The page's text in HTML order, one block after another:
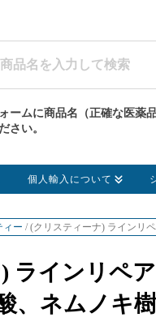
ームに商品名（正確な医薬
さい。
個人輸入について
ィー / (クリスティーナ) ラインリ
ラインリペ
、ネムノキ